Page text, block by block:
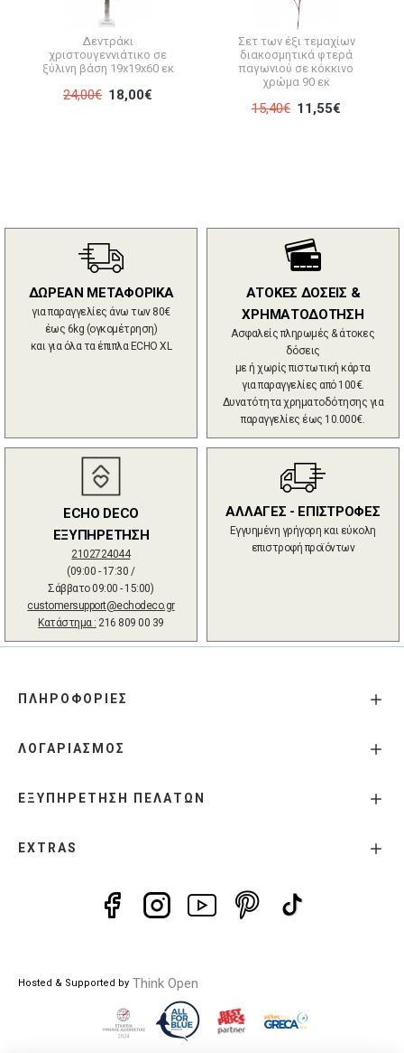
Δεντράκι
χριστουγεννιάτικο σε
ξύλινη βάση 19x19x60 εκ
24,00€ 18,00€
Σετ των έξι τεμαχίων
διακοσμητικά φτερά
παγωνιού σε κόκκινο
χρώμα 90 εκ
15,40€ 11,55€
ΔΩΡΕΑΝ ΜΕΤΑΦΟΡΙΚΑ
για παραγγελίες άνω των 80€
έως 6kg (ογκομέτρηση)
και για όλα τα έπιπλα ECHO XL
ΑΤΟΚΕΣ ΔΟΣΕΙΣ &
ΧΡΗΜΑΤΟΔΟΤΗΣΗ
Ασφαλείς πληρωμές & άτοκες
δόσεις
με ή χωρίς πιστωτική κάρτα
για παραγγελίες από 100€.
Δυνατότητα χρηματοδότησης για
παραγγελίες έως 10.000€.
ECHO DECO
ΕΞΥΠΗΡΕΤΗΣΗ
2102724044
(09:00 - 17:30 /
Σάββατο 09:00 - 15:00)
customersupport@echodeco.gr
Κατάστημα : 216 809 00 39
ΑΛΛΑΓΕΣ - ΕΠΙΣΤΡΟΦΕΣ
Εγγυημένη γρήγορη και εύκολη
επιστροφή προϊόντων
ΠΛΗΡΟΦΟΡΙΕΣ
ΛΟΓΑΡΙΑΣΜΟΣ
ΕΞΥΠΗΡΕΤΗΣΗ ΠΕΛΑΤΩΝ
EXTRAS
Hosted & Supported by Think Open